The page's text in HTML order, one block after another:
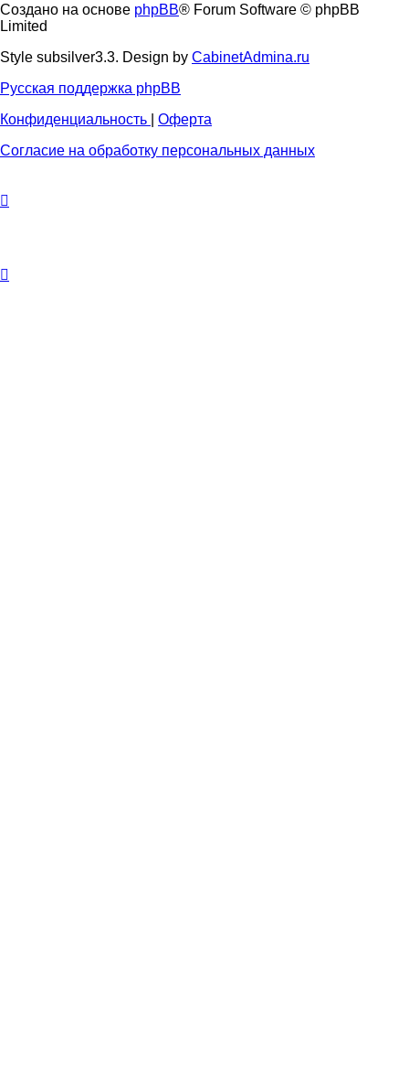
администрацией
Создано на основе phpBB® Forum Software © phpBB
Limited
Style subsilver3.3. Design by CabinetAdmina.ru
Русская поддержка phpBB
Конфиденциальность
Оферта
Согласие на обработку персональных данных